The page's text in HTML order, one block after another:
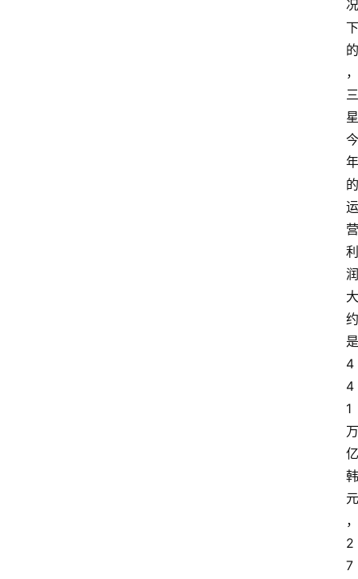
况
下
的
，
三
星
今
年
的
运
营
利
润
大
约
是
4
4
1
万
亿
韩
元
，
2
7